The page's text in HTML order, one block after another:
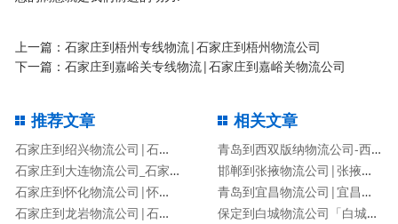
上一篇：石家庄到梧州专线物流|石家庄到梧州物流公司
下一篇：石家庄到嘉峪关专线物流|石家庄到嘉峪关物流公司
推荐文章
石家庄到绍兴物流公司|石家庄到绍兴物流专线
石家庄到大连物流公司_石家庄到大连物流专线
石家庄到怀化物流公司|怀化专线
石家庄到龙岩物流公司|石家庄到龙岩物流专线
相关文章
青岛到西双版纳物流公司-西双版纳专线
邯郸到张掖物流公司|张掖专线
青岛到宜昌物流公司|宜昌专线
保定到白城物流公司「白城专线」